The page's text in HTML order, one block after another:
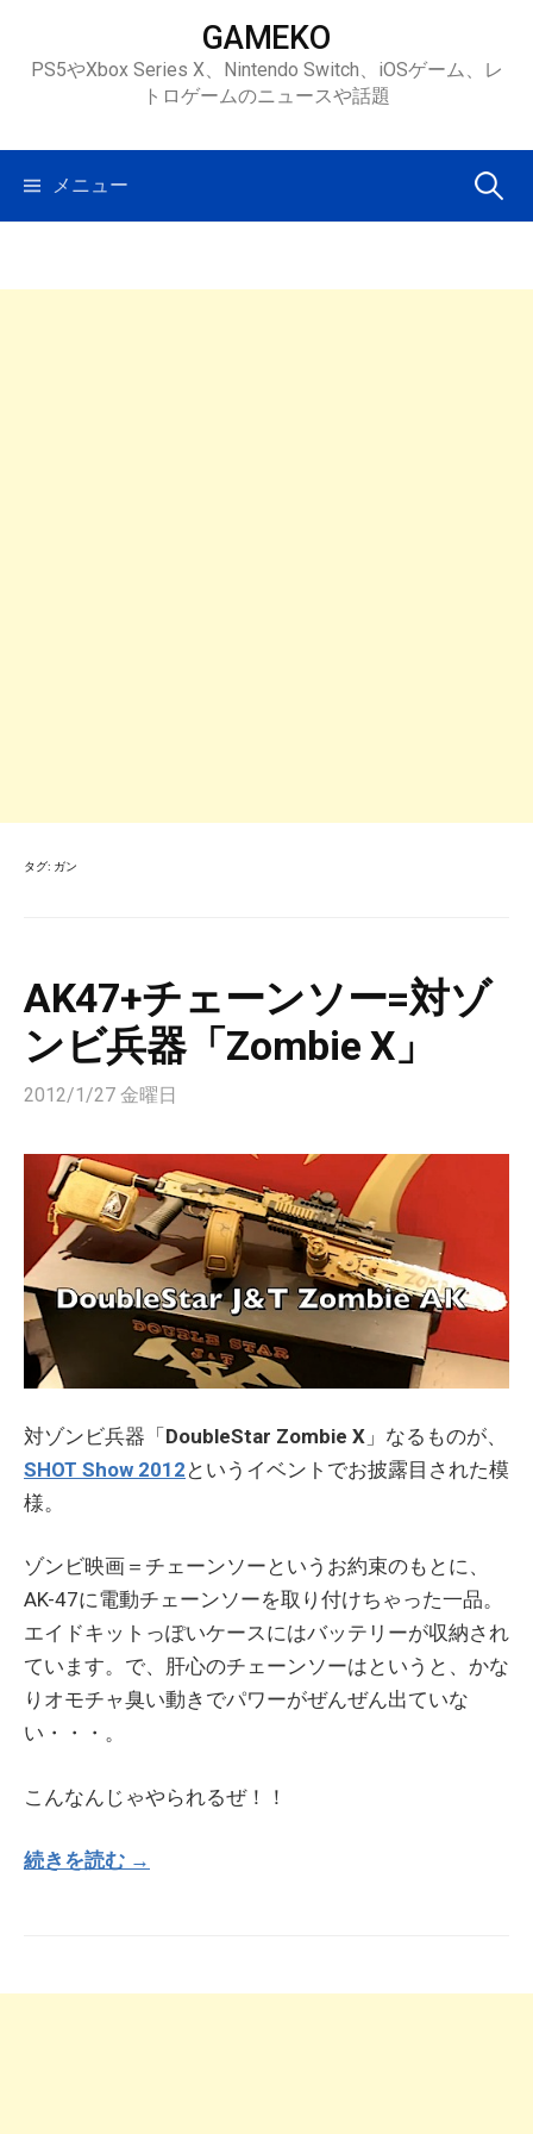
ツ
ス
GAMEKO
PS5やXbox Series X、Nintendo Switch、iOSゲーム、レ
トロゲームのニュースや話題
メニュー 検
タグ: ガン
AK47+チェーンソー=対ゾ
ンビ兵器「Zombie X」
2012/1/27 金曜日
対ゾンビ兵器「DoubleStar Zombie X 」なるものが、
SHOT Show 2012 というイベントでお披露目された模
様。
ゾンビ映画＝チェーンソーというお約束のもとに、
AK-47に電動チェーンソーを取り付けちゃった一品。
エイドキットっぽいケースにはバッテリーが収納され
ています。で、肝心のチェーンソーはというと、かな
りオモチャ臭い動きでパワーがぜんぜん出ていな
い・・・。
こんなんじゃやられるぜ！！
続きを読む →